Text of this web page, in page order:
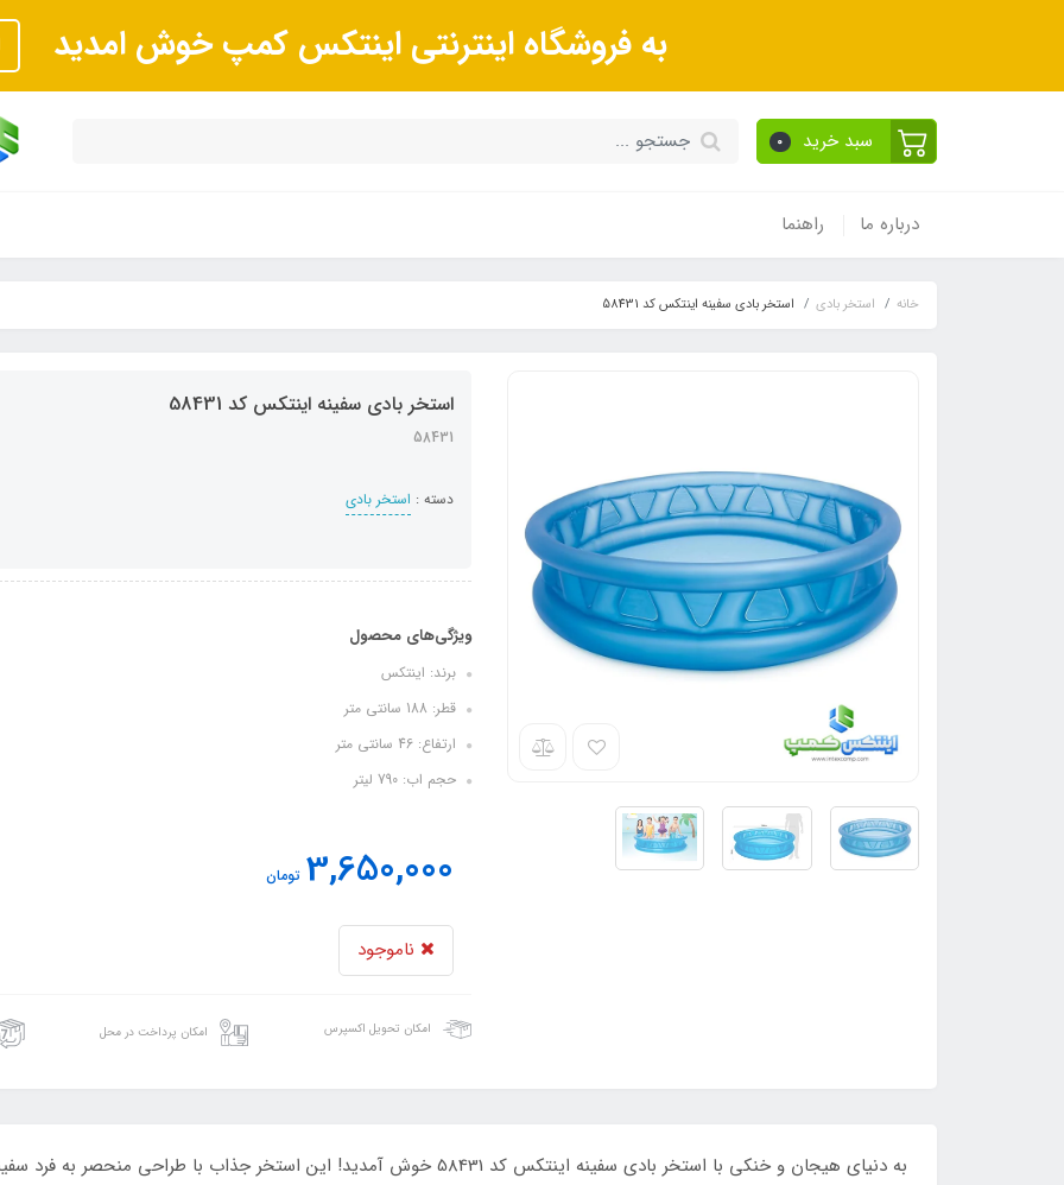
به فروشگاه اینترنتی اینتکس کمپ خوش امدید
سبد خرید 0
درباره ما راهنما
خانه استخر بادی استخر بادی سفینه اینتکس کد 58431
استخر بادی سفینه اینتکس کد 58431
58431
دسته : استخر بادی
ویژگی‌های محصول
برند: اینتکس
قطر: 188 سانتی متر
ارتفاع: 46 سانتی متر
حجم اب: 790 لیتر
3,650,000 تومان
ناموجود
امکان تحویل اکسپرس امکان پرداخت در محل
به دنیای هیجان و خنکی با استخر بادی سفینه اینتکس کد 58431 خوش آمدید! این استخر